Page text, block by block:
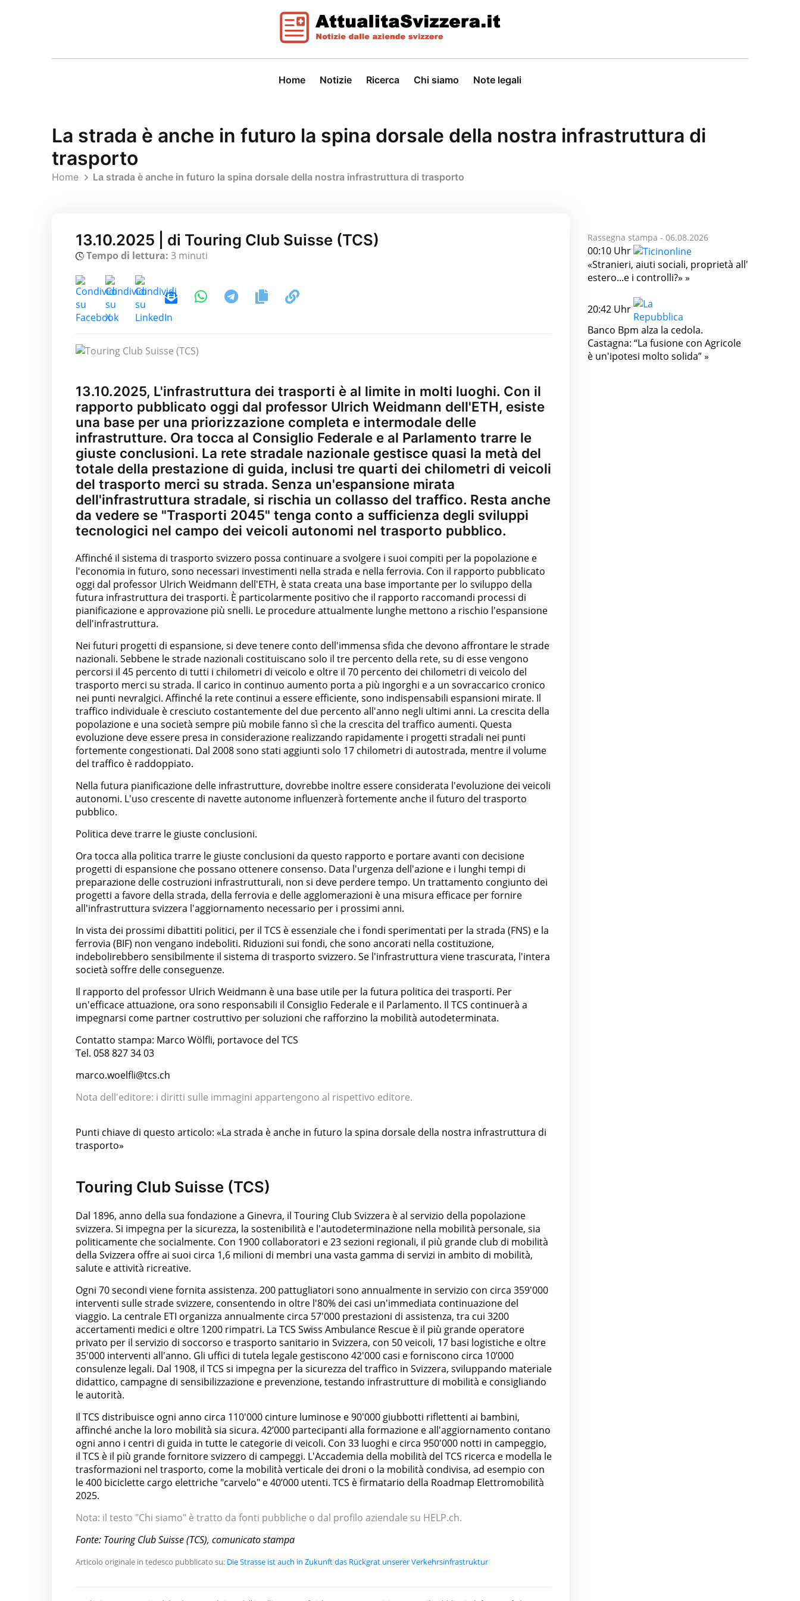
Home Notizie Ricerca Chi siamo Note legali
La strada è anche in futuro la spina dorsale della nostra infrastruttura di
trasporto
Home La strada è anche in futuro la spina dorsale della nostra infrastruttura di trasporto
13.10.2025 | di Touring Club Suisse (TCS)
Tempo di lettura: 3 minuti
13.10.2025, L'infrastruttura dei trasporti è al limite in molti luoghi. Con il
rapporto pubblicato oggi dal professor Ulrich Weidmann dell'ETH, esiste
una base per una priorizzazione completa e intermodale delle
infrastrutture. Ora tocca al Consiglio Federale e al Parlamento trarre le
giuste conclusioni. La rete stradale nazionale gestisce quasi la metà del
totale della prestazione di guida, inclusi tre quarti dei chilometri di veicoli
del trasporto merci su strada. Senza un'espansione mirata
dell'infrastruttura stradale, si rischia un collasso del traffico. Resta anche
da vedere se "Trasporti 2045" tenga conto a sufficienza degli sviluppi
tecnologici nel campo dei veicoli autonomi nel trasporto pubblico.
Affinché il sistema di trasporto svizzero possa continuare a svolgere i suoi compiti per la popolazione e
l'economia in futuro, sono necessari investimenti nella strada e nella ferrovia. Con il rapporto pubblicato
oggi dal professor Ulrich Weidmann dell'ETH, è stata creata una base importante per lo sviluppo della
futura infrastruttura dei trasporti. È particolarmente positivo che il rapporto raccomandi processi di
pianificazione e approvazione più snelli. Le procedure attualmente lunghe mettono a rischio l'espansione
dell'infrastruttura.
Nei futuri progetti di espansione, si deve tenere conto dell'immensa sfida che devono affrontare le strade
nazionali. Sebbene le strade nazionali costituiscano solo il tre percento della rete, su di esse vengono
percorsi il 45 percento di tutti i chilometri di veicolo e oltre il 70 percento dei chilometri di veicolo del
trasporto merci su strada. Il carico in continuo aumento porta a più ingorghi e a un sovraccarico cronico
nei punti nevralgici. Affinché la rete continui a essere efficiente, sono indispensabili espansioni mirate. Il
traffico individuale è cresciuto costantemente del due percento all'anno negli ultimi anni. La crescita della
popolazione e una società sempre più mobile fanno sì che la crescita del traffico aumenti. Questa
evoluzione deve essere presa in considerazione realizzando rapidamente i progetti stradali nei punti
fortemente congestionati. Dal 2008 sono stati aggiunti solo 17 chilometri di autostrada, mentre il volume
del traffico è raddoppiato.
Nella futura pianificazione delle infrastrutture, dovrebbe inoltre essere considerata l'evoluzione dei veicoli
autonomi. L'uso crescente di navette autonome influenzerà fortemente anche il futuro del trasporto
pubblico.
Politica deve trarre le giuste conclusioni.
Ora tocca alla politica trarre le giuste conclusioni da questo rapporto e portare avanti con decisione
progetti di espansione che possano ottenere consenso. Data l'urgenza dell'azione e i lunghi tempi di
preparazione delle costruzioni infrastrutturali, non si deve perdere tempo. Un trattamento congiunto dei
progetti a favore della strada, della ferrovia e delle agglomerazioni è una misura efficace per fornire
all'infrastruttura svizzera l'aggiornamento necessario per i prossimi anni.
In vista dei prossimi dibattiti politici, per il TCS è essenziale che i fondi sperimentati per la strada (FNS) e la
ferrovia (BIF) non vengano indeboliti. Riduzioni sui fondi, che sono ancorati nella costituzione,
indebolirebbero sensibilmente il sistema di trasporto svizzero. Se l'infrastruttura viene trascurata, l'intera
società soffre delle conseguenze.
Il rapporto del professor Ulrich Weidmann è una base utile per la futura politica dei trasporti. Per
un'efficace attuazione, ora sono responsabili il Consiglio Federale e il Parlamento. Il TCS continuerà a
impegnarsi come partner costruttivo per soluzioni che rafforzino la mobilità autodeterminata.
Contatto stampa: Marco Wölfli, portavoce del TCS
Tel. 058 827 34 03
marco.woelfli@tcs.ch
Nota dell'editore: i diritti sulle immagini appartengono al rispettivo editore.
Punti chiave di questo articolo: «La strada è anche in futuro la spina dorsale della nostra infrastruttura di
trasporto»
Touring Club Suisse (TCS)
Dal 1896, anno della sua fondazione a Ginevra, il Touring Club Svizzera è al servizio della popolazione
svizzera. Si impegna per la sicurezza, la sostenibilità e l'autodeterminazione nella mobilità personale, sia
politicamente che socialmente. Con 1900 collaboratori e 23 sezioni regionali, il più grande club di mobilità
della Svizzera offre ai suoi circa 1,6 milioni di membri una vasta gamma di servizi in ambito di mobilità,
salute e attività ricreative.
Ogni 70 secondi viene fornita assistenza. 200 pattugliatori sono annualmente in servizio con circa 359'000
interventi sulle strade svizzere, consentendo in oltre l'80% dei casi un'immediata continuazione del
viaggio. La centrale ETI organizza annualmente circa 57'000 prestazioni di assistenza, tra cui 3200
accertamenti medici e oltre 1200 rimpatri. La TCS Swiss Ambulance Rescue è il più grande operatore
privato per il servizio di soccorso e trasporto sanitario in Svizzera, con 50 veicoli, 17 basi logistiche e oltre
35'000 interventi all'anno. Gli uffici di tutela legale gestiscono 42'000 casi e forniscono circa 10’000
consulenze legali. Dal 1908, il TCS si impegna per la sicurezza del traffico in Svizzera, sviluppando materiale
didattico, campagne di sensibilizzazione e prevenzione, testando infrastrutture di mobilità e consigliando
le autorità.
Il TCS distribuisce ogni anno circa 110'000 cinture luminose e 90'000 giubbotti riflettenti ai bambini,
affinché anche la loro mobilità sia sicura. 42’000 partecipanti alla formazione e all'aggiornamento contano
ogni anno i centri di guida in tutte le categorie di veicoli. Con 33 luoghi e circa 950'000 notti in campeggio,
il TCS è il più grande fornitore svizzero di campeggi. L'Accademia della mobilità del TCS ricerca e modella le
trasformazioni nel trasporto, come la mobilità verticale dei droni o la mobilità condivisa, ad esempio con
le 400 biciclette cargo elettriche "carvelo" e 40’000 utenti. TCS è firmatario della Roadmap Elettromobilità
2025.
Nota: il testo "Chi siamo" è tratto da fonti pubbliche o dal profilo aziendale su HELP.ch.
Fonte: Touring Club Suisse (TCS), comunicato stampa
Articolo originale in tedesco pubblicato su: Die Strasse ist auch in Zukunft das Rückgrat unserer Verkehrsinfrastruktur
Rassegna stampa - 06.08.2026
00:10 Uhr
«Stranieri, aiuti sociali, proprietà all'
estero...e i controlli?» »
20:42 Uhr
Banco Bpm alza la cedola.
Castagna: “La fusione con Agricole
è un'ipotesi molto solida” »